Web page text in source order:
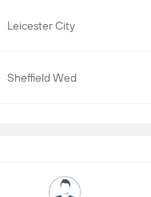
Leicester City
Sheffield Wed